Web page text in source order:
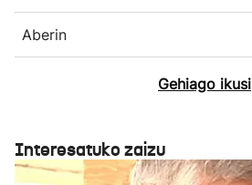
Aberin
Gehiago ikusi
Interesatuko zaizu